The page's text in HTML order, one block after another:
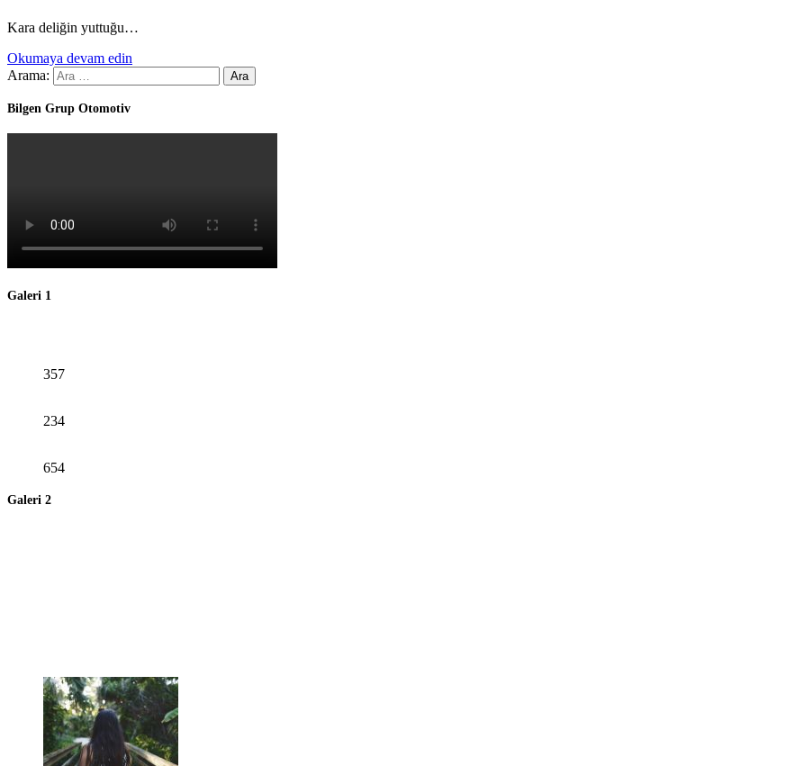
Kara deliğin yuttuğu…
Okumaya devam edin
Arama:
Bilgen Grup Otomotiv
Galeri 1
357
234
654
Galeri 2